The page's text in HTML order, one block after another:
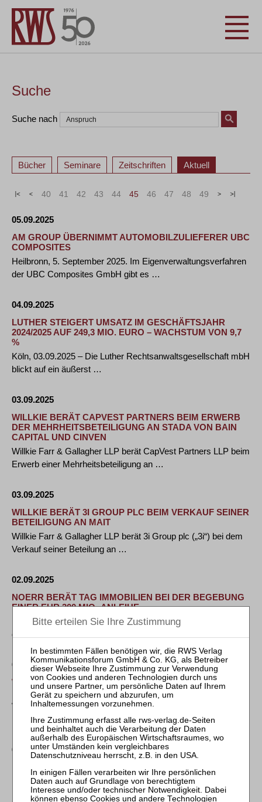
Suche
Suche nach
Bücher Seminare Zeitschriften Aktuell
« < 40 41 42 43 44 45 46 47 48 49 > »
05.09.2025
AM GROUP ÜBERNIMMT AUTOMOBILZULIEFERER UBC
COMPOSITES
Heilbronn, 5. September 2025. Im Eigenverwaltungsverfahren
der UBC Composites GmbH gibt es …
04.09.2025
LUTHER STEIGERT UMSATZ IM GESCHÄFTSJAHR
2024/2025 AUF 249,3 MIO. EURO – WACHSTUM VON 9,7
%
Köln, 03.09.2025 – Die Luther Rechtsanwaltsgesellschaft mbH
blickt auf ein äußerst …
03.09.2025
WILLKIE BERÄT CAPVEST PARTNERS BEIM ERWERB
DER MEHRHEITSBETEILIGUNG AN STADA VON BAIN
CAPITAL UND CINVEN
Willkie Farr & Gallagher LLP berät CapVest Partners LLP beim
Erwerb einer Mehrheitsbeteiligung an …
03.09.2025
WILLKIE BERÄT 3I GROUP PLC BEIM VERKAUF SEINER
BETEILIGUNG AN MAIT
Willkie Farr & Gallagher LLP berät 3i Group plc („3i“) bei dem
Verkauf seiner Beteilung an …
02.09.2025
NOERR BERÄT TAG IMMOBILIEN BEI DER BEGEBUNG
EINER EUR 300 MIO.-ANLEIHE
Noerr hat mit einem Team um Dr. Julian Schulze De la Cruz
die TAG Immobilien AG („TAG“) bei der …
02.09.2025
WFW VERSTÄRKT DEUTSCHE
INFRASTRUKTURPRAXIS MIT JÖRN FINGERHUTH
Watson Farley & Williams (“WFW”) baut die deutsche
Infrastrukturpraxis weiter aus: Mit Jörn …
02.09.2025
BGH, Beschluss vom 8. Juli 2025 - 3 StR 192/25
IRG § 83a Abs. 1 Nr. 5; RbEuHb Art. 8 Abs. 1 Buchst. e – Bei
Serienstraftaten sind an die …